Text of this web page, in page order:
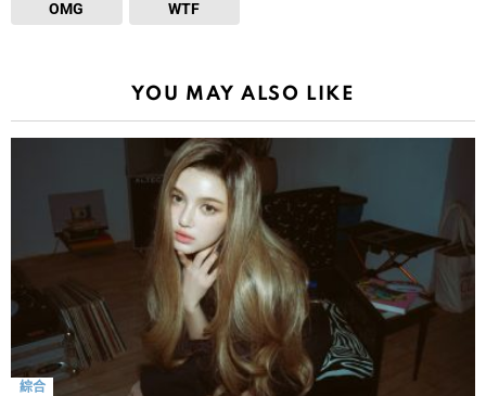
OMG WTF
YOU MAY ALSO LIKE
綜合